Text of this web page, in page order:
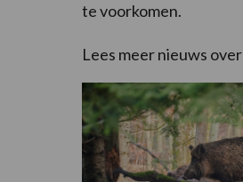
te voorkomen.
Lees meer nieuws over